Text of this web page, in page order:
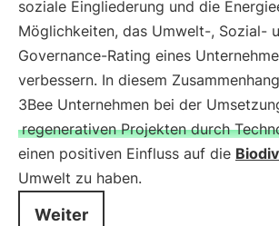
soziale Eingliederung und die
Möglichkeiten, das Umwelt-, Sozial-
Governance-Rating eines
verbessern. In diesem
3Bee Unternehmen bei der
regenerativen Projekten durch
einen positiven Einfluss auf die
Umwelt zu haben.
Weiter